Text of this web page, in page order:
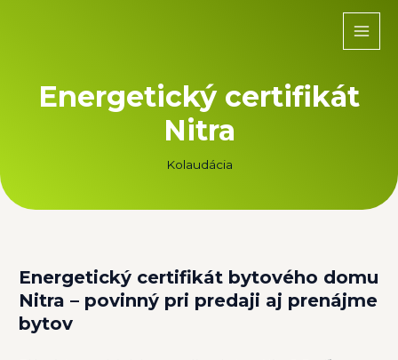
Energetický certifikát
Nitra
Kolaudácia
Energetický certifikát bytového domu
Nitra – povinný pri predaji aj prenájme
bytov